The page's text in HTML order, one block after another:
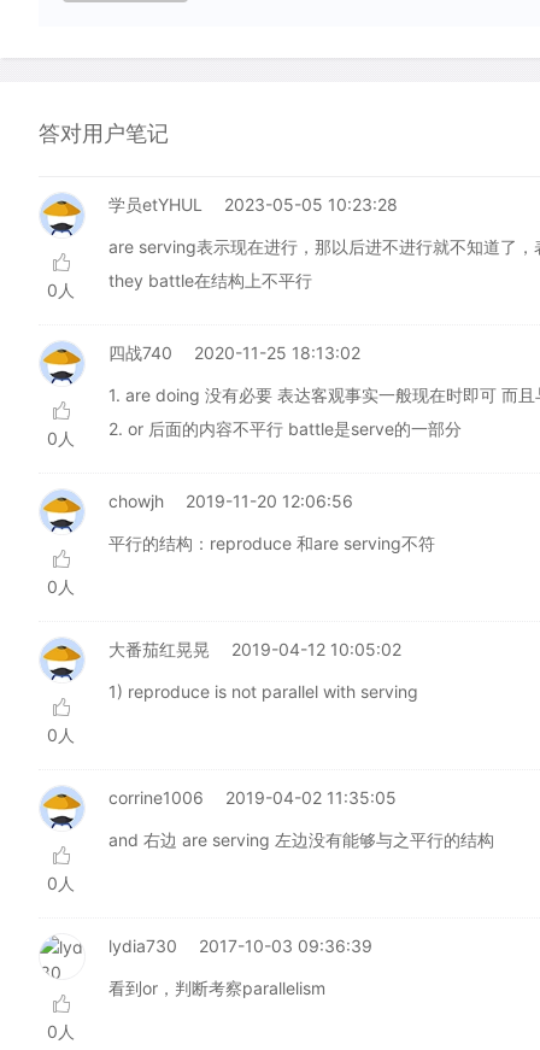
答对用户笔记
0人
学员etYHUL 2023-05-05 10:23:28
are serving表示现在进行，那以后进不进行就不知道了，
they battle在结构上不平行
0人
四战740 2020-11-25 18:13:02
1. are doing 没有必要 表达客观事实一般现在时即可 而
2. or 后面的内容不平行 battle是serve的一部分
0人
chowjh 2019-11-20 12:06:56
平行的结构：reproduce 和are serving不符
0人
大番茄红晃晃 2019-04-12 10:05:02
1) reproduce is not parallel with serving
0人
corrine1006 2019-04-02 11:35:05
and 右边 are serving 左边没有能够与之平行的结构
0人
lydia730 2017-10-03 09:36:39
看到or，判断考察parallelism